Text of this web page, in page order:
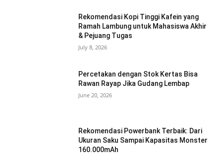
Rekomendasi Kopi Tinggi Kafein yang
Ramah Lambung untuk Mahasiswa Akhir
& Pejuang Tugas
July 8, 2026
Percetakan dengan Stok Kertas Bisa
Rawan Rayap Jika Gudang Lembap
June 20, 2026
Rekomendasi Powerbank Terbaik: Dari
Ukuran Saku Sampai Kapasitas Monster
160.000mAh